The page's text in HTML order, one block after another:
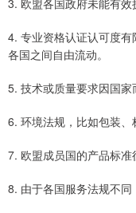
3. 欧盟各国政府未能有效
4. 专业资格认证认可度
各国之间自由流动。
5. 技术或质量要求因国家
6. 环境法规，比如包装、
7. 欧盟成员国的产品标准
8. 由于各国服务法规不同